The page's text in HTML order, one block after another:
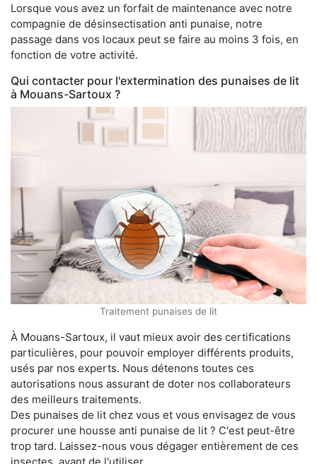
Lorsque vous avez un forfait de maintenance avec notre
compagnie de désinsectisation anti punaise, notre
passage dans vos locaux peut se faire au moins 3 fois, en
fonction de votre activité.
Qui contacter pour l'extermination des punaises de lit
à Mouans-Sartoux ?
Traitement punaises de lit
À Mouans-Sartoux, il vaut mieux avoir des certifications
particulières, pour pouvoir employer différents produits,
usés par nos experts. Nous détenons toutes ces
autorisations nous assurant de doter nos collaborateurs
des meilleurs traitements.
Des punaises de lit chez vous et vous envisagez de vous
procurer une housse anti punaise de lit ? C'est peut-être
trop tard. Laissez-nous vous dégager entièrement de ces
insectes, avant de l'utiliser.